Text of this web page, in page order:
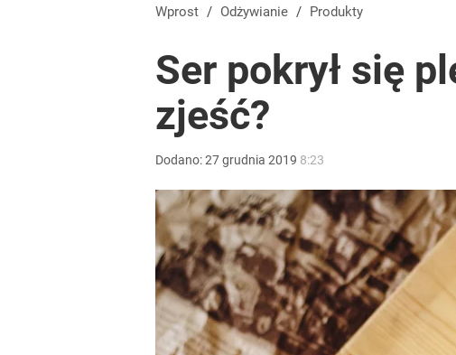
Wprost / Odżywianie / Produkty
Ser pokrył się
zjeść?
Dodano:27grudnia 2019 8:23